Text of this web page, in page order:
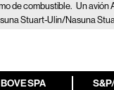
de combustible. Un avión
Stuart-Ulin/Nasuna